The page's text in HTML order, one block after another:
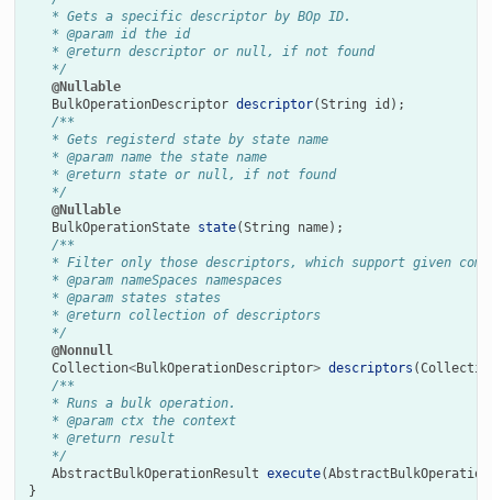
   * Gets a specific descriptor by BOp ID.
   * @param id the id
   * @return descriptor or null, if not found
   */
@Nullable
BulkOperationDescriptor descriptor(String id );
/**
   * Gets registerd state by state name
   * @param name the state name
   * @return state or null, if not found
   */
@Nullable
BulkOperationState state(String name);
/**
* Filter only those descriptors, which support given
   * @param nameSpaces namespaces
   * @param states states
   * @return collection of descriptors
   */
@Nonnull
Collection<BulkOperationDescriptor> descriptors (
/**
   * Runs a bulk operation.
   * @param ctx the context
   * @return result
   */
AbstractBulkOperationResult execute(
}